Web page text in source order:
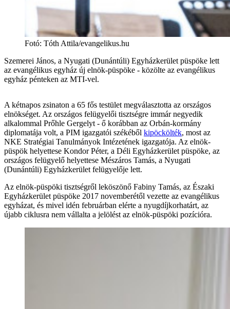
Fotó: Tóth Attila/evangelikus.hu
Szemerei János, a Nyugati (Dunántúli) Egyházkerület püspöke lett
az evangélikus egyház új elnök-püspöke - közölte az evangélikus
egyház pénteken az MTI-vel.
A kétnapos zsinaton a 65 fős testület megválasztotta az országos
elnökséget. Az országos felügyelői tisztségre immár negyedik
alkalommal Prőhle Gergelyt - ő korábban az Orbán-kormány
diplomatája volt, a PIM igazgatói székéből kipöckölték, most az
NKE Stratégiai Tanulmányok Intézetének igazgatója. Az elnök-
püspök helyettese Kondor Péter, a Déli Egyházkerület püspöke, az
országos felügyelő helyettese Mészáros Tamás, a Nyugati
(Dunántúli) Egyházkerület felügyelője lett.
Az elnök-püspöki tisztségről leköszönő Fabiny Tamás, az Északi
Egyházkerület püspöke 2017 novemberétől vezette az evangélikus
egyházat, és mivel idén februárban elérte a nyugdíjkorhatárt, az
újabb ciklusra nem vállalta a jelölést az elnök-püspöki pozícióra.